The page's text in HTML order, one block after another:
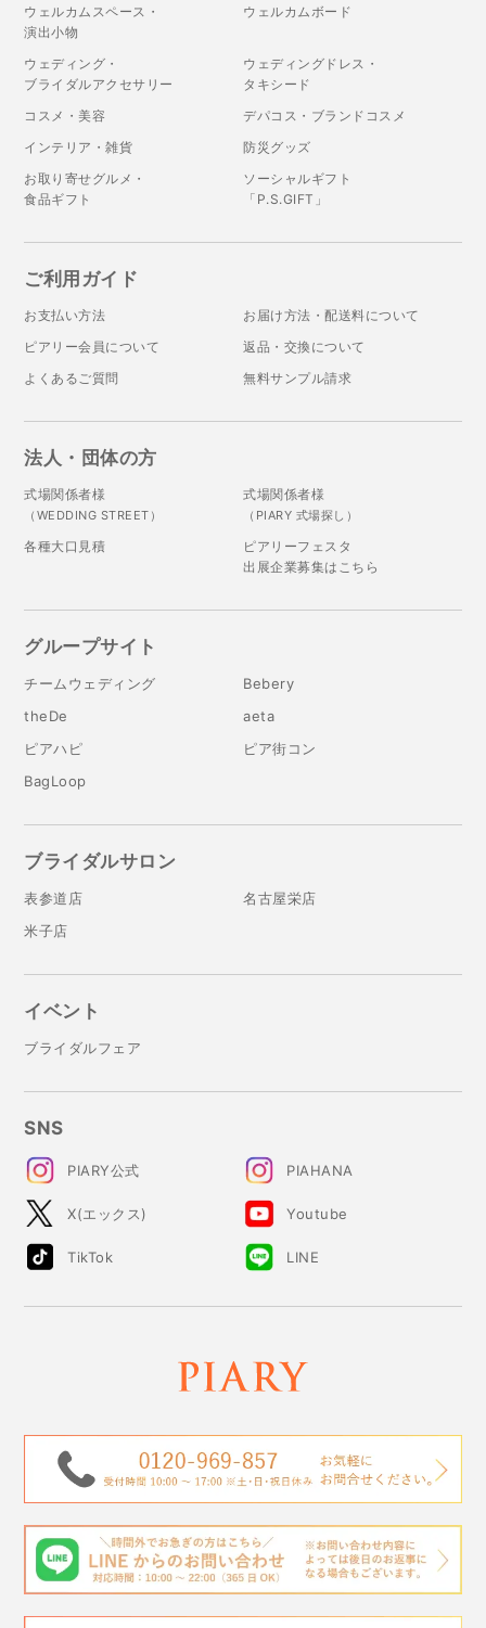
ウェルカムスペース・
演出小物
ウェルカムボード
ウェディング・
ブライダルアクセサリー
ウェディングドレス・
タキシード
コスメ・美容
デパコス・ブランドコスメ
インテリア・雑貨
防災グッズ
お取り寄せグルメ・
食品ギフト
ソーシャルギフト
「P.S.GIFT」
ご利用ガイド
お支払い方法
お届け方法・配送料について
ピアリー会員について
返品・交換について
よくあるご質問
無料サンプル請求
法人・団体の方
式場関係者様
（WEDDING STREET）
式場関係者様
（PIARY 式場探し）
各種大口見積
ピアリーフェスタ
出展企業募集はこちら
グループサイト
チームウェディング
Bebery
theDe
aeta
ピアハピ
ピア街コン
BagLoop
ブライダルサロン
表参道店
名古屋栄店
米子店
イベント
ブライダルフェア
SNS
PIARY公式 PIAHANA
X(エックス) Youtube
TikTok LINE